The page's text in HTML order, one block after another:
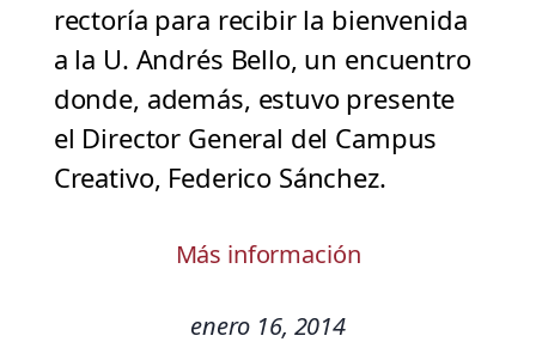
rectoría para recibir la bienvenida
a la U. Andrés Bello, un encuentro
donde, además, estuvo presente
el Director General del Campus
Creativo, Federico Sánchez.
Más información
enero 16, 2014